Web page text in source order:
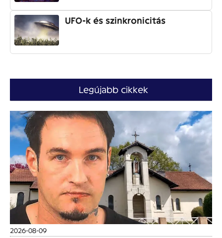
UFO-k és szinkronicitás
Legújabb cikkek
2026-08-09